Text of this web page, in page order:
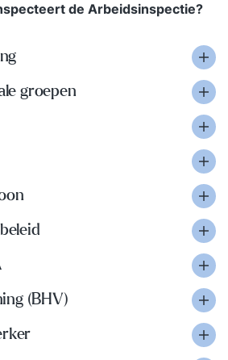
de Arbeidsinspectie?
groepen
(BHV)